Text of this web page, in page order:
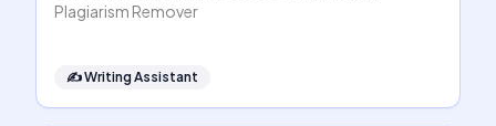
Plagiarism Remover
✍️Writing Assistant